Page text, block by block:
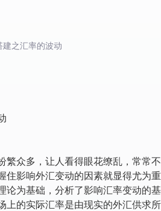
建之汇率的波动
繁众多，让人看得眼花缭乱，常常不
住影响外汇变动的因素就显得尤为重
论为基础，分析了影响汇率变动的基
上的实际汇率是由现实的外汇供求所